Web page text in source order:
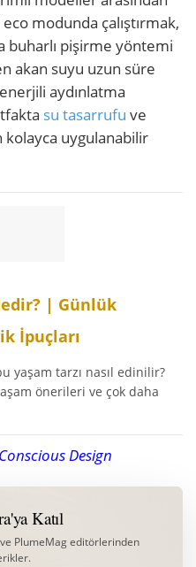
modunda çalıştırmak,
buharlı pişirme yöntemi
akan suyu uzun süre
aydınlatma
su tasarrufu ve
kolayca uygulanabilir
| Günlük
İpuçları
yaşam tarzı nasıl edinilir?
önerileri ve çok daha
Design
Katıl
PlumeMag editörlerinden